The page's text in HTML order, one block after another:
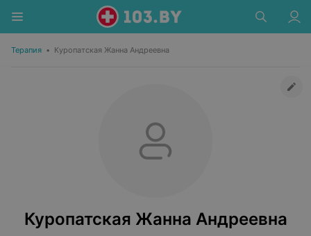
Терапия • Куропатская Жанна Андреевна
Куропатская Жанна Андреевна